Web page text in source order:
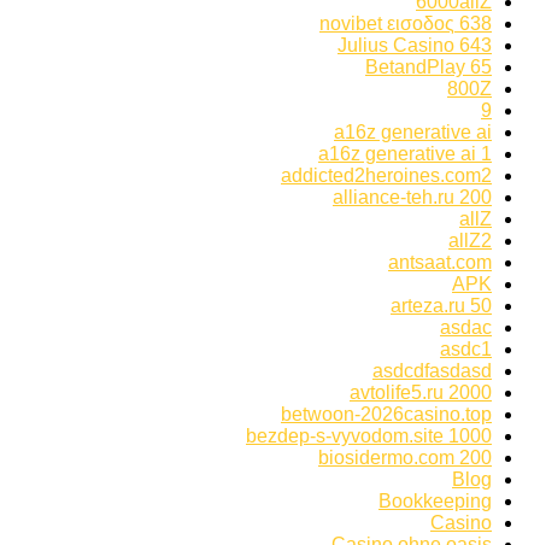
638 novibet εισοδος
643 Julius Casino
65 BetandPlay
800Z
9
a16z generative ai
a16z generative ai 1
addicted2heroines.com2
alliance-teh.ru 200
allZ
allZ2
antsaat.com
APK
arteza.ru 50
asdac
asdc1
asdcdfasdasd
avtolife5.ru 2000
betwoon-2026casino.top
bezdep-s-vyvodom.site 1000
biosidermo.com 200
Blog
Bookkeeping
Casino